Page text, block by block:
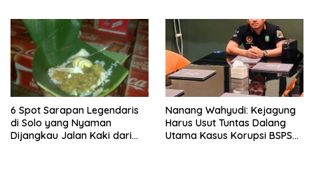
6 Spot Sarapan Legendaris
di Solo yang Nyaman
Dijangkau Jalan Kaki dari
Nanang Wahyudi: Kejagung
Harus Usut Tuntas Dalang
Utama Kasus Korupsi BSPS